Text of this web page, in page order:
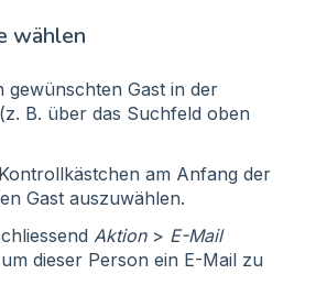
wählen
gewünschten Gast in der
B. über das Suchfeld oben
am Anfang der
Gast auszuwählen.
Aktion> E-Mail
dieser Person ein E-Mail zu